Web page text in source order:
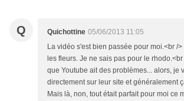
Q Quichottine 05/06/2013 11:05
La vidéo s'est bien passée pour moi.<br /
les fleurs. Je ne sais pas pour le
que Youtube ait des problèmes... alors, je
directement sur leur site et généralement
Mais là, non, tout était parfait pour moi ce